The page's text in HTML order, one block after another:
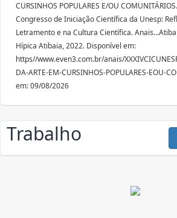
CURSINHOS POPULARES E/OU
Congresso de Iniciação Científica da Unesp:
Letramento e na Cultura Científica.
Hípica Atibaia, 2022. Disponível em:
https//www.even3.com.br/anais/
DA-ARTE-EM-CURSINHOS-POPULARES-EOU-
em: 09/08/2026
Trabalho